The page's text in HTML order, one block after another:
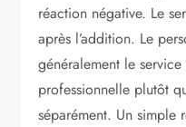
réaction négative. Le
après l’addition. Le
généralement le
professionnelle plutôt
séparément. Un simple